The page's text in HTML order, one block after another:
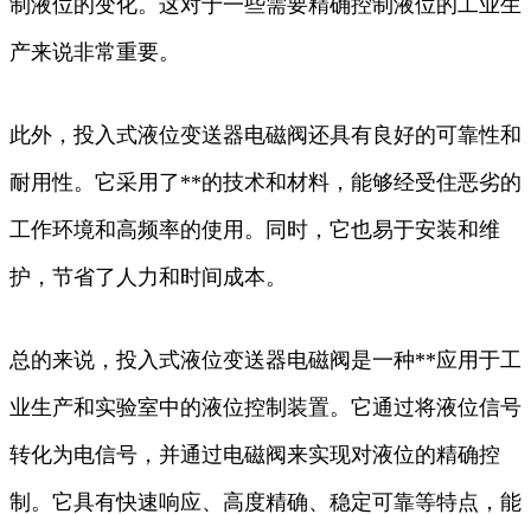
产来说非常重要。
此外，投入式液位变送器电磁阀还具有良好的可靠性和
耐用性。它采用了**的技术和材料，能够经受住恶劣的
工作环境和高频率的使用。同时，它也易于安装和维
护，节省了人力和时间成本。
总的来说，投入式液位变送器电磁阀是一种**应用于工
业生产和实验室中的液位控制装置。它通过将液位信号
转化为电信号，并通过电磁阀来实现对液位的精确控
制。它具有快速响应、高度精确、稳定可靠等特点，能